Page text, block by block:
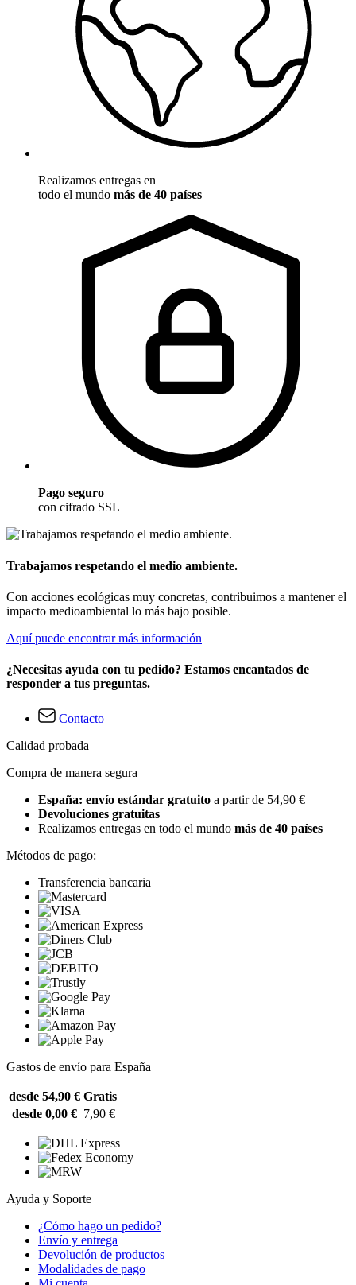
Realizamos entregas en
todo el mundo más de 40 países
Pago seguro
con cifrado SSL
Trabajamos respetando el medio ambiente.
Con acciones ecológicas muy concretas, contribuimos a mantener el
impacto medioambiental lo más bajo posible.
Aquí puede encontrar más información
¿Necesitas ayuda con tu pedido? Estamos encantados de
responder a tus preguntas.
Contacto
Calidad probada
Compra de manera segura
España: envío estándar gratuito a partir de 54,90 €
Devoluciones gratuitas
Realizamos entregas en todo el mundo más de 40 países
Métodos de pago:
Transferencia bancaria
Gastos de envío para España
desde 54,90 € Gratis
desde 0,00 € 7,90 €
Ayuda y Soporte
¿Cómo hago un pedido?
Envío y entrega
Devolución de productos
Modalidades de pago